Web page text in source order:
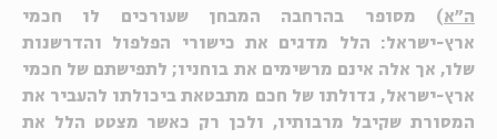
ה"א ) מסופר בהרחבה המבחן שעורכים לו חכמי
ארץ-ישראל: הלל מדגים את כישורי הפלפול והדרשנות
שלו, אך אלה אינם מרשימים את בוחניו; לתפישתם של חכמי
ארץ-ישראל, גדולתו של חכם מתבטאת ביכולתו להעביר את
המסורת שקיבל מרבותיו, ולכן רק כאשר מצטט הלל את